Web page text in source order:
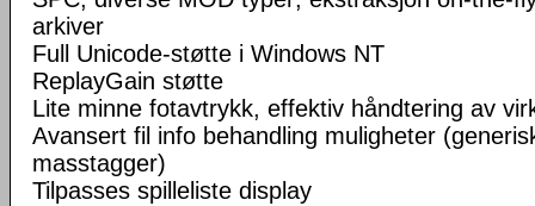
arkiver
Full Unicode-støtte i Windows NT
ReplayGain støtte
Lite minne fotavtrykk, effektiv håndtering av
Avansert fil info behandling muligheter
masstagger)
Tilpasses spilleliste display